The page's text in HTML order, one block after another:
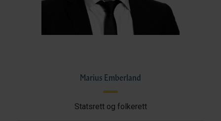
Marius Emberland
Statsrett og folkerett